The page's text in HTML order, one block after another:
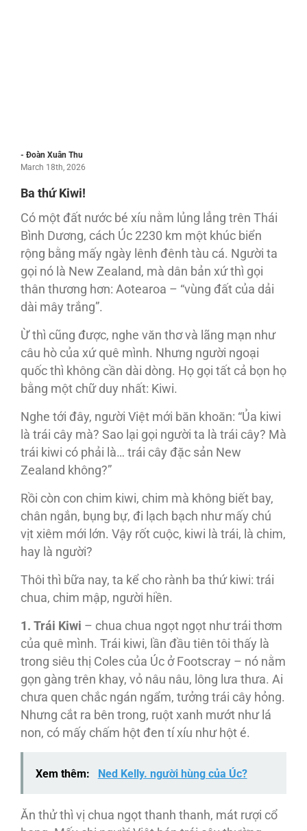
- Đoàn Xuân Thu
March 18th, 2026
Ba thứ Kiwi!
Có một đất nước bé xíu nằm lủng lẳng trên Thái
Bình Dương, cách Úc 2230 km một khúc biển
rộng bằng mấy ngày lênh đênh tàu cá. Người ta
gọi nó là New Zealand, mà dân bản xứ thì gọi
thân thương hơn: Aotearoa – “vùng đất của dải
dài mây trắng”.
Ừ thì cũng được, nghe văn thơ và lãng mạn như
câu hò của xứ quê mình. Nhưng người ngoại
quốc thì không cần dài dòng. Họ gọi tất cả bọn họ
bằng một chữ duy nhất: Kiwi.
Nghe tới đây, người Việt mới băn khoăn: “Ủa kiwi
là trái cây mà? Sao lại gọi người ta là trái cây? Mà
trái kiwi có phải là… trái cây đặc sản New
Zealand không?”
Rồi còn con chim kiwi, chim mà không biết bay,
chân ngắn, bụng bự, đi lạch bạch như mấy chú
vịt xiêm mới lớn. Vậy rốt cuộc, kiwi là trái, là chim,
hay là người?
Thôi thì bữa nay, ta kể cho rành ba thứ kiwi: trái
chua, chim mập, người hiền.
1. Trái Kiwi – chua chua ngọt ngọt như trái thơm
của quê mình. Trái kiwi, lần đầu tiên tôi thấy là
trong siêu thị Coles của Úc ở Footscray – nó nằm
gọn gàng trên khay, vỏ nâu nâu, lông lưa thưa. Ai
chưa quen chắc ngán ngẩm, tưởng trái cây hỏng.
Nhưng cắt ra bên trong, ruột xanh mướt như lá
non, có mấy chấm hột đen tí xíu như hột é.
Xem thêm: Ned Kelly. người hùng của Úc?
Ăn thử thì vị chua ngọt thanh thanh, mát rượi cổ